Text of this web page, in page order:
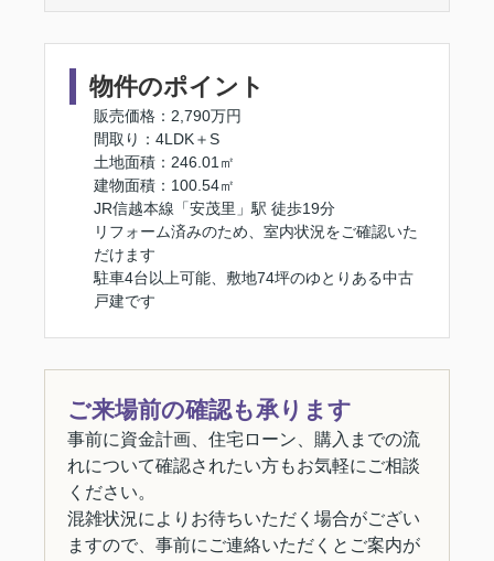
物件のポイント
販売価格：2,790万円
間取り：4LDK＋S
土地面積：246.01㎡
建物面積：100.54㎡
JR信越本線「安茂里」駅 徒歩19分
リフォーム済みのため、室内状況をご確認いた
だけます
駐車4台以上可能、敷地74坪のゆとりある中古
戸建です
ご来場前の確認も承ります
事前に資金計画、住宅ローン、購入までの流
れについて確認されたい方もお気軽にご相談
ください。
混雑状況によりお待ちいただく場合がござい
ますので、事前にご連絡いただくとご案内が